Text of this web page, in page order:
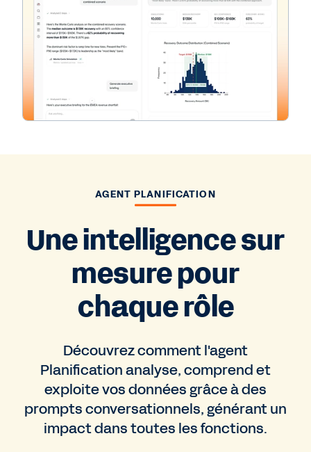
AGENT PLANIFICATION
Une intelligence sur
mesure pour
chaque rôle
Découvrez comment l'agent
Planification analyse, comprend et
exploite vos données grâce à des
prompts conversationnels, générant un
impact dans toutes les fonctions.